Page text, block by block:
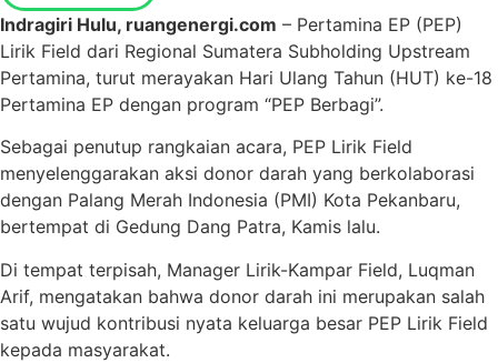
Indragiri Hulu, ruangenergi.com – Pertamina EP (PEP)
Lirik Field dari Regional Sumatera Subholding Upstream
Pertamina, turut merayakan Hari Ulang Tahun (HUT) ke-18
Pertamina EP dengan program “PEP Berbagi”.
Sebagai penutup rangkaian acara, PEP Lirik Field
menyelenggarakan aksi donor darah yang berkolaborasi
dengan Palang Merah Indonesia (PMI) Kota Pekanbaru,
bertempat di Gedung Dang Patra, Kamis lalu.
Di tempat terpisah, Manager Lirik-Kampar Field, Luqman
Arif, mengatakan bahwa donor darah ini merupakan salah
satu wujud kontribusi nyata keluarga besar PEP Lirik Field
kepada masyarakat.